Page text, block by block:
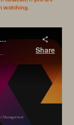
watching.
Transforming Medical Imaging Storage: Metered, Per-study Pricing with TierPoint and Pure Storage
Share